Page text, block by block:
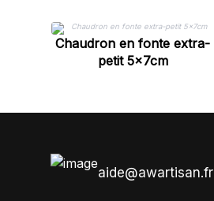
Chaudron en fonte extra-
petit 5x7cm
aide@awartisan.fr